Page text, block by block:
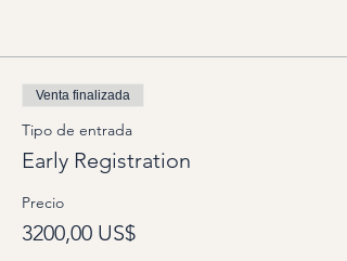
Venta finalizada
Tipo de entrada
Early Registration
Precio
3200,00 US$